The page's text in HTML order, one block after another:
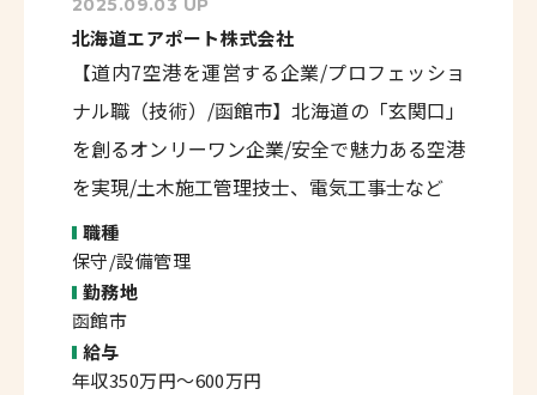
2025.09.03 UP
北海道エアポート株式会社
【道内7空港を運営する企業/プロフェッショ
ナル職（技術）/函館市】北海道の「玄関口」
を創るオンリーワン企業/安全で魅力ある空港
を実現/土木施工管理技士、電気工事士など
職種
保守/設備管理
勤務地
函館市
給与
年収350万円～600万円